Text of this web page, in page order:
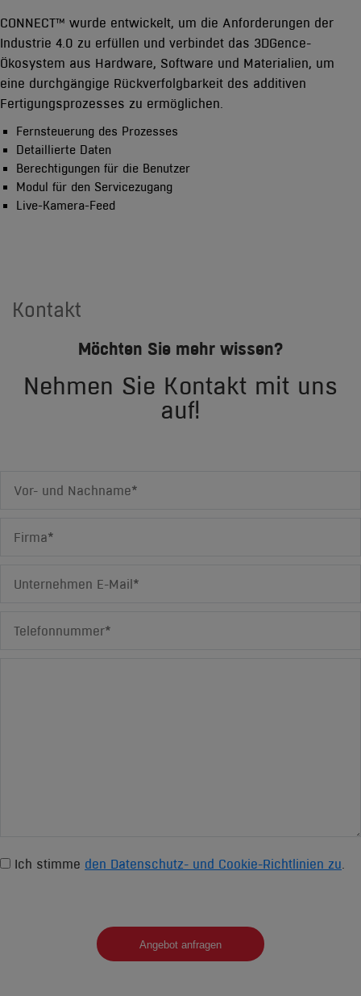
CONNECT™ wurde entwickelt, um die Anforderungen der
Industrie 4.0 zu erfüllen und verbindet das 3DGence-
Ökosystem aus Hardware, Software und Materialien, um
eine durchgängige Rückverfolgbarkeit des additiven
Fertigungsprozesses zu ermöglichen.
Fernsteuerung des Prozesses
Detaillierte Daten
Berechtigungen für die Benutzer
Modul für den Servicezugang
Live-Kamera-Feed
Kontakt
Möchten Sie mehr wissen?
Nehmen Sie Kontakt mit uns
auf!
Ich stimme den Datenschutz- und Cookie-Richtlinien zu.